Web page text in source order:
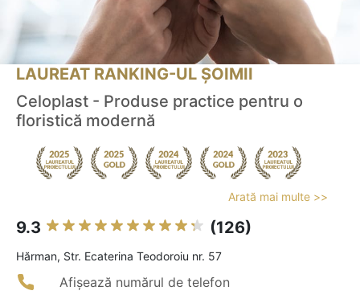
LAUREAT RANKING-UL ȘOIMII
Celoplast - Produse practice pentru o
floristică modernă
Arată mai multe >>
9.3 (126)
Hărman, Str. Ecaterina Teodoroiu nr. 57
Afișează numărul de telefon